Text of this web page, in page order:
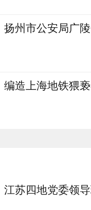
扬州市公安局广
编造上海地铁猥
江苏四地党委领